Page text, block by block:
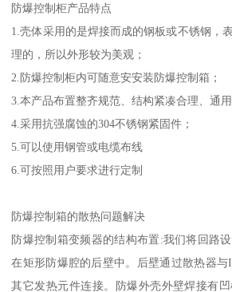
防爆控制柜产品特点
1.壳体采用的是焊接而成的钢板或不锈钢，
理的，所以外形较为美观；
2.防爆控制柜内可随意安安装防爆控制箱；
3.本产品布置整齐规范、结构紧凑合理、通
4.采用抗强腐蚀的304不锈钢紧固件；
5.可以使用钢管或电缆布线
6.可按照用户要求进行定制